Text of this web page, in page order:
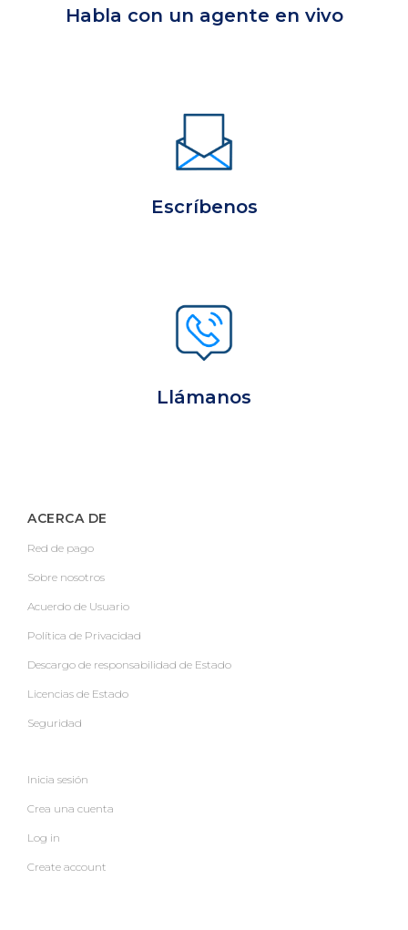
Habla con un agente en vivo
Escríbenos
Llámanos
ACERCA DE
Red de pago
Sobre nosotros
Acuerdo de Usuario
Política de Privacidad
Descargo de responsabilidad de Estado
Licencias de Estado
Seguridad
Inicia sesión
Crea una cuenta
Log in
Create account